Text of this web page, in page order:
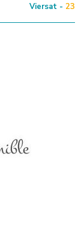
Viersat - 23